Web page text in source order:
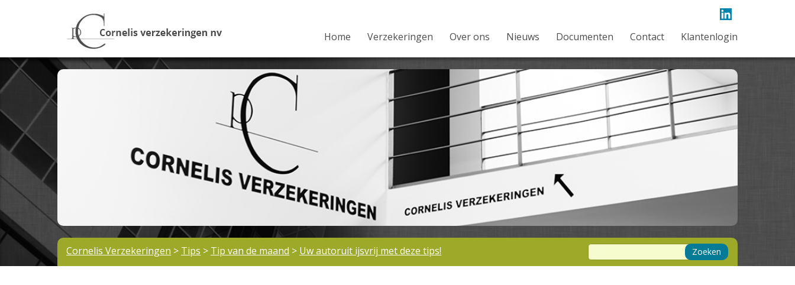
Home Verzekeringen Over ons Nieuws Documenten Contact Klantenlogin
Cornelis Verzekeringen > Tips > Tip van de maand > Uw autoruit ijsvrij met deze tips! Zoeken